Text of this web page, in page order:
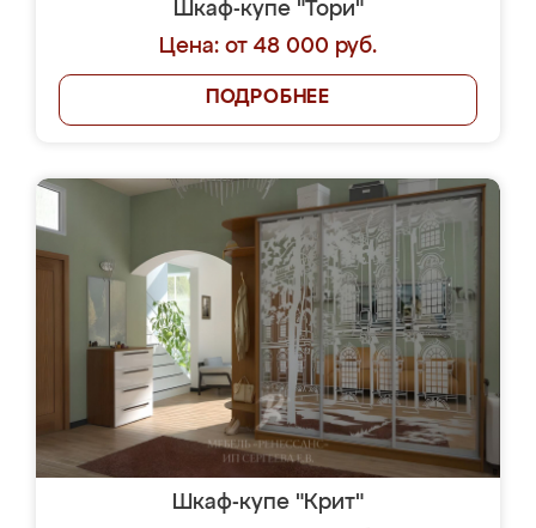
Шкаф-купе "Тори"
Цена: от 48 000 руб.
ПОДРОБНЕЕ
Шкаф-купе "Крит"